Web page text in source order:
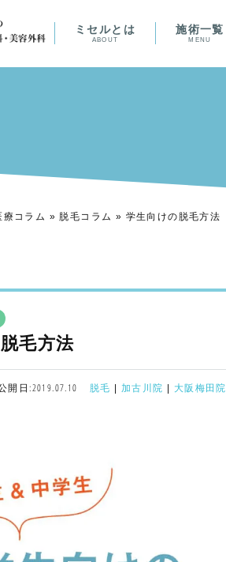
ミセルとは
ABOUT
施術一覧
MENU
療コラム » 脱毛コラム » 学生向けの脱毛方法
毛方法
開日:2019.07.10 脱毛 |加古川院 大阪梅田院